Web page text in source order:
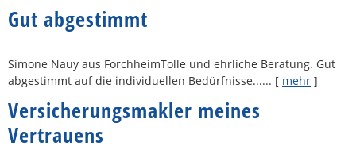
Gut abgestimmt
Simone Nauy aus ForchheimTolle und ehrliche Beratung. Gut
abgestimmt auf die individuellen Bedürfnisse...... [ mehr ]
Ver­sicherungs­makler meines
Vertrauens